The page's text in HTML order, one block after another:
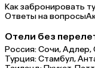
Как забронировать
Ответы на вопросы
Отели без
Россия:Сочи,Адлер,
Турция:Стамбул,